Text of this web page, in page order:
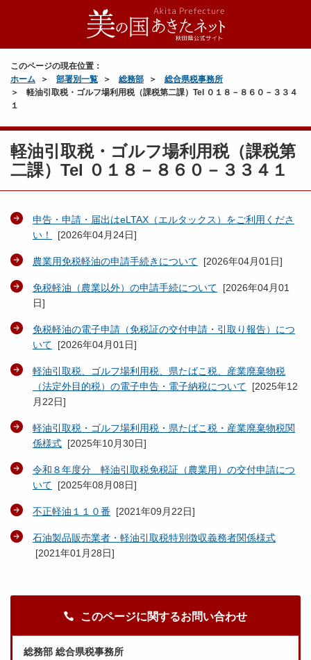
このページの現在位置：
ホーム
部署別一覧 総務部
総合県税事務所
軽油引取税・ゴルフ場利用税（課税第二課）Tel ０１８－８６０－３３４
１
軽油引取税・ゴルフ場利用税（課税第
二課）Tel ０１８－８６０－３３４１
申告・申請・届出はeLTAX（エルタックス）をご利用くださ
い！
[2026年04月24日]
農業用免税軽油の申請手続きについて [2026年04月01日]
免税軽油（農業以外）の申請手続について [2026年04月01
日]
免税軽油の電子申請（免税証の交付申請・引取り報告）につ
いて [2026年04月01日]
軽油引取税、ゴルフ場利用税、県たばこ税、産業廃棄物税
（法定外目的税）の電子申告・電子納税について [2025年12
月22日]
軽油引取税・ゴルフ場利用税・県たばこ税・産業廃棄物税関
係様式 [2025年10月30日]
令和８年度分 軽油引取税免税証（農業用）の交付申請につ
いて [2025年08月08日]
不正軽油１１０番 [2021年09月22日]
石油製品販売業者・軽油引取税特別徴収義務者関係様式
[2021年01月28日]
このページに関するお問い合わせ
総務部 総合県税事務所